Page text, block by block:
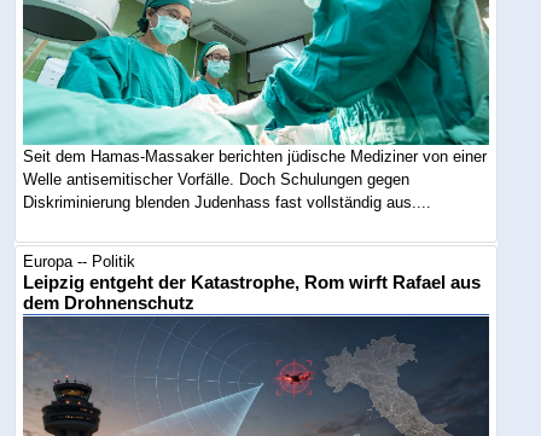
Seit dem Hamas-Massaker berichten jüdische Mediziner von einer
Welle antisemitischer Vorfälle. Doch Schulungen gegen
Diskriminierung blenden Judenhass fast vollständig aus....
Europa -- Politik
Leipzig entgeht der Katastrophe, Rom wirft Rafael aus
dem Drohnenschutz